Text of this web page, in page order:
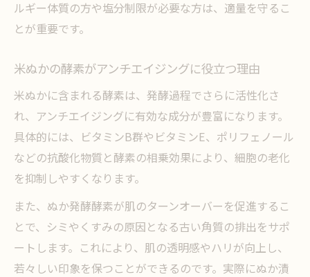
ルギー体質の方や塩分制限が必要な方は、適量を守るこ
とが重要です。
米ぬかの酵素がアンチエイジングに役立つ理由
米ぬかに含まれる酵素は、発酵過程でさらに活性化さ
れ、アンチエイジングに有効な成分が豊富になります。
具体的には、ビタミンB群やビタミンE、ポリフェノール
などの抗酸化物質と酵素の相乗効果により、細胞の老化
を抑制しやすくなります。
また、ぬか発酵酵素が肌のターンオーバーを促進するこ
とで、シミやくすみの原因となる古い角質の排出をサポ
ートします。これにより、肌の透明感やハリが向上し、
若々しい印象を保つことができるのです。実際にぬか漬